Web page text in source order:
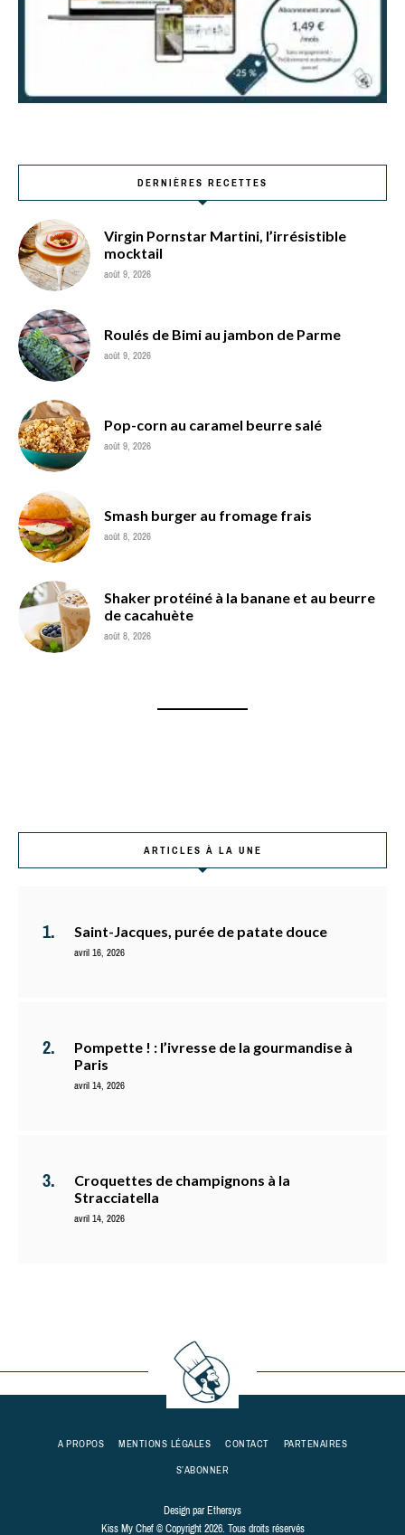
DERNIÈRES RECETTES
Virgin Pornstar Martini, l’irrésistible
mocktail
août 9, 2026
Roulés de Bimi au jambon de Parme
août 9, 2026
Pop-corn au caramel beurre salé
août 9, 2026
Smash burger au fromage frais
août 8, 2026
Shaker protéiné à la banane et au beurre
de cacahuète
août 8, 2026
ARTICLES À LA UNE
Saint-Jacques, purée de patate douce
avril 16, 2026
Pompette ! : l’ivresse de la gourmandise à
Paris
avril 14, 2026
Croquettes de champignons à la
Stracciatella
avril 14, 2026
A PROPOS MENTIONS LÉGALES CONTACT
PARTENAIRES
S’ABONNER
Design parEthersys
Kiss My Chef © Copyright 2026. Tous droits réservés